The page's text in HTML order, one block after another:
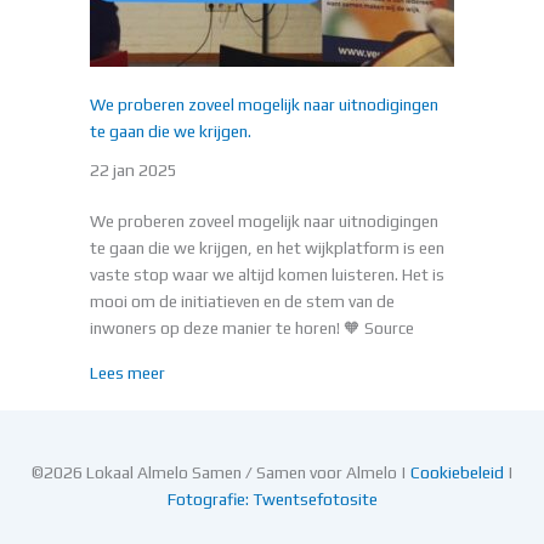
We proberen zoveel mogelijk naar uitnodigingen
te gaan die we krijgen.
22 jan 2025
We proberen zoveel mogelijk naar uitnodigingen
te gaan die we krijgen, en het wijkplatform is een
vaste stop waar we altijd komen luisteren. Het is
mooi om de initiatieven en de stem van de
inwoners op deze manier te horen! 🧡 Source
Lees meerabout We proberen zoveel mogelijk naar
©2026 Lokaal Almelo Samen / Samen voor Almelo | Cookiebeleid |
Fotografie: Twentsefotosite